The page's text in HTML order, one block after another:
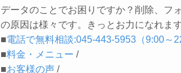
データのことでお困りですか？削除、フ
の原因は様々です。きっとお力になれま
■電話で無料相談:045-443-5953（9:00～
■料金・メニュー /
■お客様の声 /